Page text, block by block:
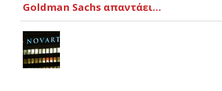
Goldman Sachs απαντάει…